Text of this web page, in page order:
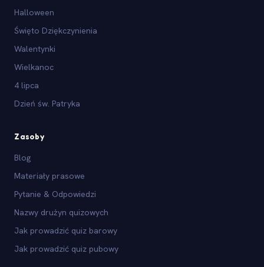
Halloween
Święto Dziękczynienia
Walentynki
Wielkanoc
4 lipca
Dzień św. Patryka
Zasoby
Blog
Materiały prasowe
Pytanie & Odpowiedzi
Nazwy drużyn quizowych
Jak prowadzić quiz barowy
Jak prowadzić quiz pubowy